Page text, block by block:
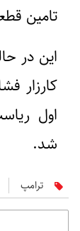
تامین
این در
کارزار
اول
شد.
ترامپ